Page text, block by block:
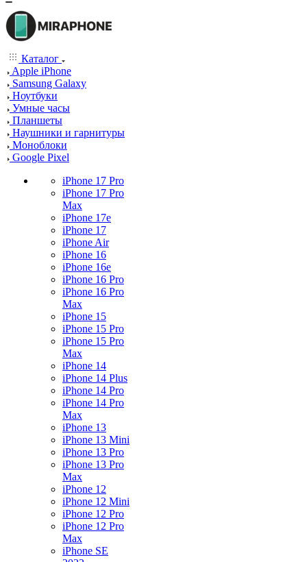
Каталог
Apple iPhone
Samsung Galaxy
Ноутбуки
Умные часы
Планшеты
Наушники и гарнитуры
Моноблоки
Google Pixel
iPhone 17 Pro
iPhone 17 Pro
Max
iPhone 17e
iPhone 17
iPhone Air
iPhone 16
iPhone 16e
iPhone 16 Pro
iPhone 16 Pro
Max
iPhone 15
iPhone 15 Pro
iPhone 15 Pro
Max
iPhone 14
iPhone 14 Plus
iPhone 14 Pro
iPhone 14 Pro
Max
iPhone 13
iPhone 13 Mini
iPhone 13 Pro
iPhone 13 Pro
Max
iPhone 12
iPhone 12 Mini
iPhone 12 Pro
iPhone 12 Pro
Max
iPhone SE